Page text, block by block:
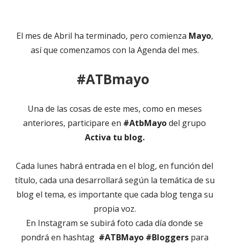
El mes de Abril ha terminado, pero comienza Mayo,
así que comenzamos con la Agenda del mes.
#ATBmayo
Una de las cosas de este mes, como en meses
anteriores, participare en #AtbMayodel grupo
Activa tu blog.
Cada lunes habrá entrada en el blog, en función del
título, cada una desarrollará según la temática de su
blog el tema, es importante que cada blog tenga su
propia voz.
En Instagram se subirá foto cada día donde se
pondrá en hashtag #ATBMayo #Bloggerspara